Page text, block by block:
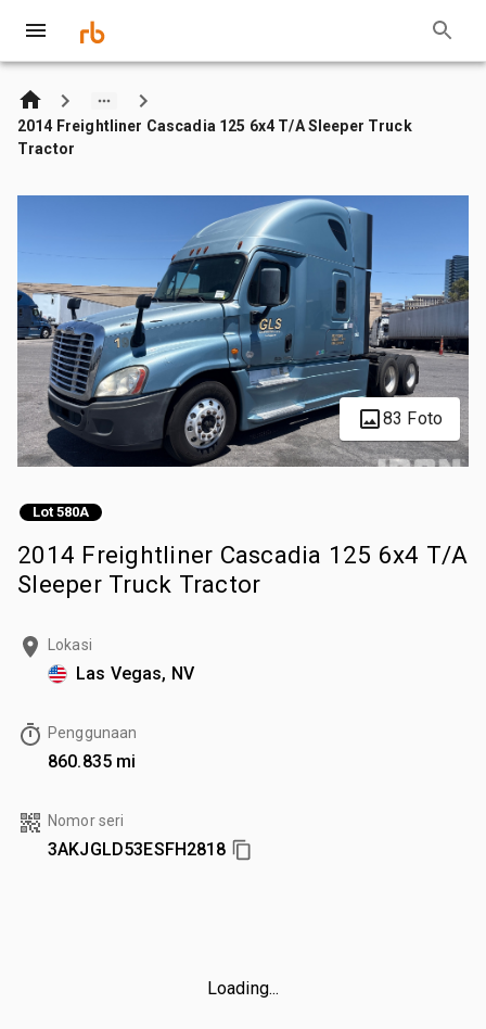
2014 Freightliner Cascadia 125 6x4 T/A Sleeper Truck
Tractor
83 Foto
Lot 580A
2014 Freightliner Cascadia 125 6x4 T/A
Sleeper Truck Tractor
Lokasi
Las Vegas, NV
Penggunaan
860.835 mi
Nomor seri
3AKJGLD53ESFH2818
Loading...